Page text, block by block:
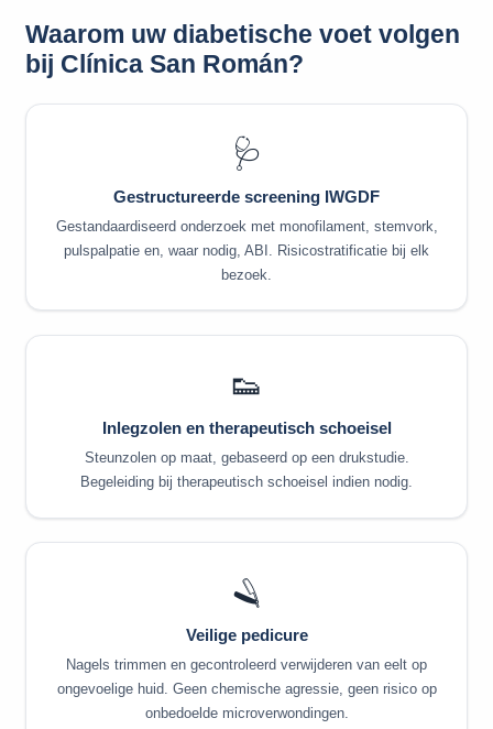
Waarom uw diabetische voet volgen
bij Clínica San Román?
🩺
Gestructureerde screening IWGDF
Gestandaardiseerd onderzoek met monofilament, stemvork,
pulspalpatie en, waar nodig, ABI. Risicostratificatie bij elk
bezoek.
👟
Inlegzolen en therapeutisch schoeisel
Steunzolen op maat, gebaseerd op een drukstudie.
Begeleiding bij therapeutisch schoeisel indien nodig.
🪒
Veilige pedicure
Nagels trimmen en gecontroleerd verwijderen van eelt op
ongevoelige huid. Geen chemische agressie, geen risico op
onbedoelde microverwondingen.